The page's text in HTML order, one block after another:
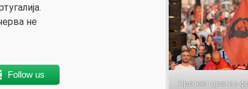
не
Follow us
Протест против